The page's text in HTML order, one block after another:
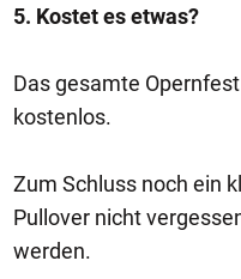
5. Kostet es etwas?
Das gesamte
kostenlos.
Zum Schluss noch ein
Pullover nicht
werden.